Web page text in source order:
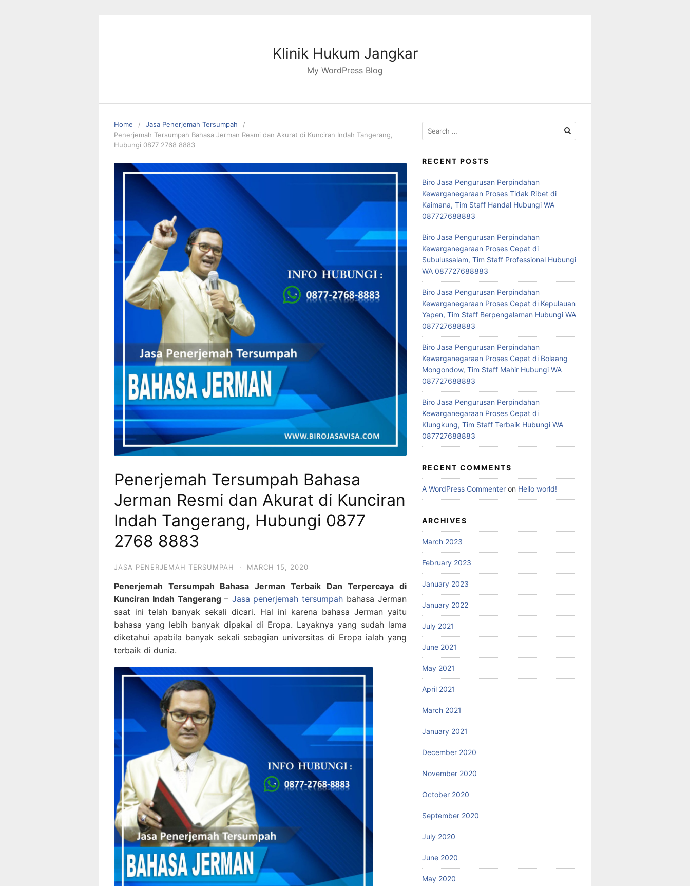
Klinik Hukum Jangkar
My WordPress Blog
Home
Jasa Penerjemah Tersumpah
Penerjemah Tersumpah Bahasa Jerman Resmi dan Akurat di Kunciran Indah Tangerang,
Hubungi 0877 2768 8883
Penerjemah Tersumpah Bahasa
Jerman Resmi dan Akurat di Kunciran
Indah Tangerang, Hubungi 0877
2768 8883
JASA PENERJEMAH TERSUMPAH · MARCH 15, 2020
Penerjemah Tersumpah Bahasa Jerman Terbaik Dan Terpercaya di
Kunciran Indah Tangerang – Jasa penerjemah tersumpah bahasa Jerman
saat ini telah banyak sekali dicari. Hal ini karena bahasa Jerman yaitu
bahasa yang lebih banyak dipakai di Eropa. Layaknya yang sudah lama
diketahui apabila banyak sekali sebagian universitas di Eropa ialah yang
terbaik di dunia.
Search
for:
RECENT POSTS
Biro Jasa Pengurusan Perpindahan
Kewarganegaraan Proses Tidak Ribet di
Kaimana, Tim Staff Handal Hubungi WA
087727688883
Biro Jasa Pengurusan Perpindahan
Kewarganegaraan Proses Cepat di
Subulussalam, Tim Staff Professional Hubungi
WA 087727688883
Biro Jasa Pengurusan Perpindahan
Kewarganegaraan Proses Cepat di Kepulauan
Yapen, Tim Staff Berpengalaman Hubungi WA
087727688883
Biro Jasa Pengurusan Perpindahan
Kewarganegaraan Proses Cepat di Bolaang
Mongondow, Tim Staff Mahir Hubungi WA
087727688883
Biro Jasa Pengurusan Perpindahan
Kewarganegaraan Proses Cepat di
Klungkung, Tim Staff Terbaik Hubungi WA
087727688883
RECENT COMMENTS
A WordPress Commenter on Hello world!
ARCHIVES
March 2023
February 2023
January 2023
January 2022
July 2021
June 2021
May 2021
April 2021
March 2021
January 2021
December 2020
November 2020
October 2020
September 2020
July 2020
June 2020
May 2020